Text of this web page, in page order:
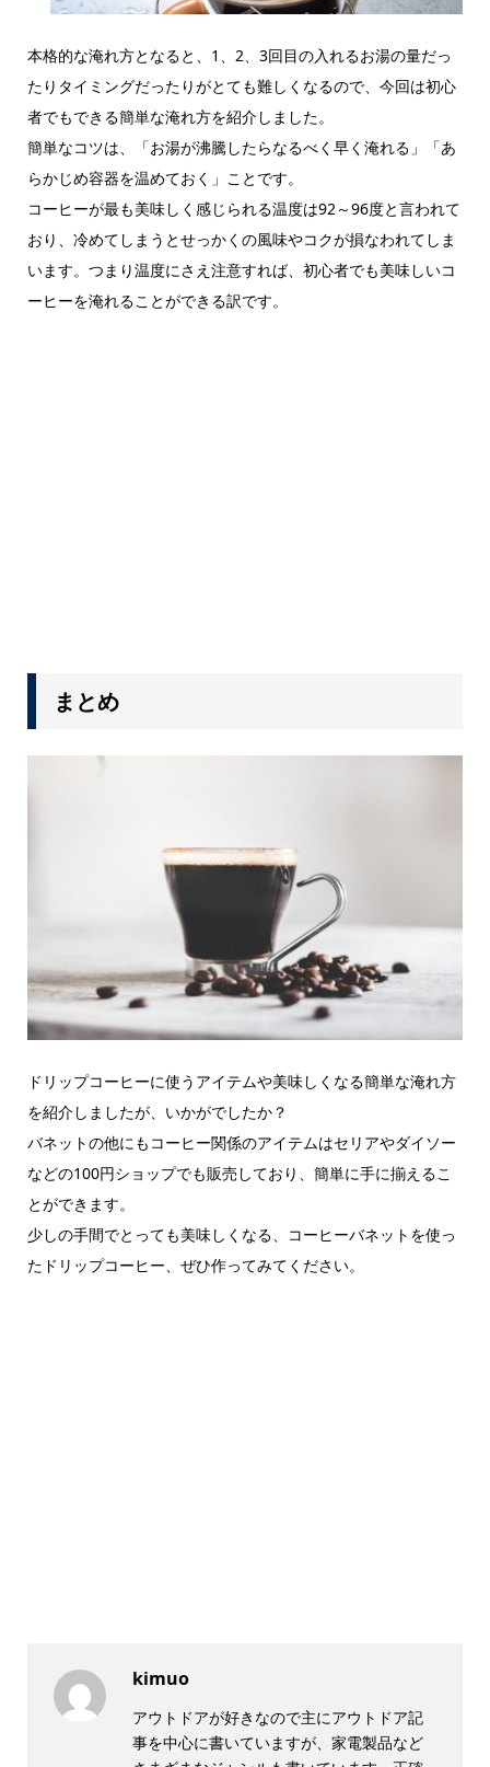
本格的な淹れ方となると、1、2、3回目の入れるお湯の量だっ
たりタイミングだったりがとても難しくなるので、今回は初心
者でもできる簡単な淹れ方を紹介しました。
簡単なコツは、「お湯が沸騰したらなるべく早く淹れる」「あ
らかじめ容器を温めておく」ことです。
コーヒーが最も美味しく感じられる温度は92～96度と言われて
おり、冷めてしまうとせっかくの風味やコクが損なわれてしま
います。つまり温度にさえ注意すれば、初心者でも美味しいコ
ーヒーを淹れることができる訳です。
まとめ
ドリップコーヒーに使うアイテムや美味しくなる簡単な淹れ方
を紹介しましたが、いかがでしたか？
バネットの他にもコーヒー関係のアイテムはセリアやダイソー
などの100円ショップでも販売しており、簡単に手に揃えるこ
とができます。
少しの手間でとっても美味しくなる、コーヒーバネットを使っ
たドリップコーヒー、ぜひ作ってみてください。
kimuo
アウトドアが好きなので主にアウトドア記
事を中心に書いていますが、家電製品など